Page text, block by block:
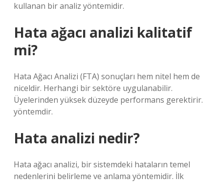
kullanan bir analiz yöntemidir.
Hata ağacı analizi kalitatif
mi?
Hata Ağacı Analizi (FTA) sonuçları hem nitel hem de
niceldir. Herhangi bir sektöre uygulanabilir.
Üyelerinden yüksek düzeyde performans gerektirir.
yöntemdir.
Hata analizi nedir?
Hata ağacı analizi, bir sistemdeki hataların temel
nedenlerini belirleme ve anlama yöntemidir. İlk